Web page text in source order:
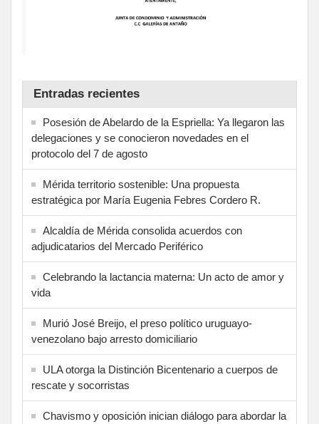
Entradas recientes
Posesión de Abelardo de la Espriella: Ya llegaron las
delegaciones y se conocieron novedades en el
protocolo del 7 de agosto
Mérida territorio sostenible: Una propuesta
estratégica por María Eugenia Febres Cordero R.
Alcaldía de Mérida consolida acuerdos con
adjudicatarios del Mercado Periférico
Celebrando la lactancia materna: Un acto de amor y
vida
Murió José Breijo, el preso político uruguayo-
venezolano bajo arresto domiciliario
ULA otorga la Distinción Bicentenario a cuerpos de
rescate y socorristas
Chavismo y oposición inician diálogo para abordar la